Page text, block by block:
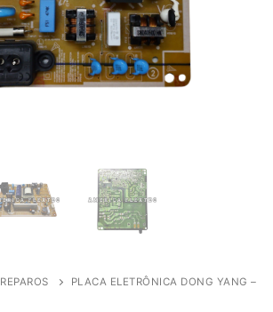
REPAROS
PLACA ELETRÔNICA DONG YANG –